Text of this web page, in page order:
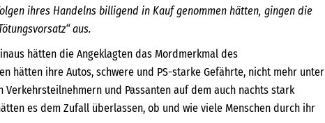
ihres Handelns billigend in Kauf genommen hätten, gingen die
aus.
hätten die Angeklagten das Mordmerkmal des
hätten ihre Autos, schwere und PS-starke Gefährte, nicht mehr unter
und Passanten auf dem auch nachts stark
es dem Zufall überlassen, ob und wie viele Menschen durch ihr